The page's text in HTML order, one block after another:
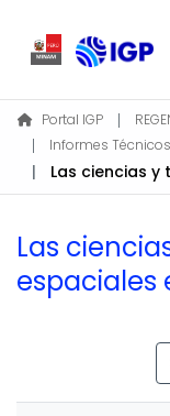
Home
About REGEN
Communities &
Statistics
Portal IGP
Informes Técnicos
Las
espaciales